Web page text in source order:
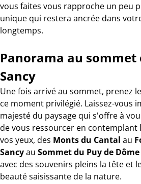
vous faites vous rapproche un peu
unique qui restera ancrée dans
longtemps.
Panorama au sommet
Sancy
Une fois arrivé au sommet, prenez
ce moment privilégié. Laissez-vous
majesté du paysage qui s'offre à
de vous ressourcer en
vos yeux, des Monts du Cantal au
Sancyau Sommet du Puy de Dôme
avec des souvenirs pleins la tête et
beauté saisissante de la nature.